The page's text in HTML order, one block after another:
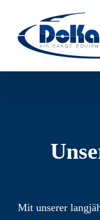
Inhalt
springen
Mit unserer